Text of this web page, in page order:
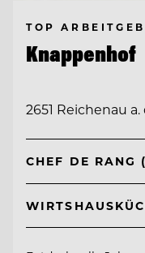
TOP
Knappenhof
2651 Reichenau
CHEF DE RANG